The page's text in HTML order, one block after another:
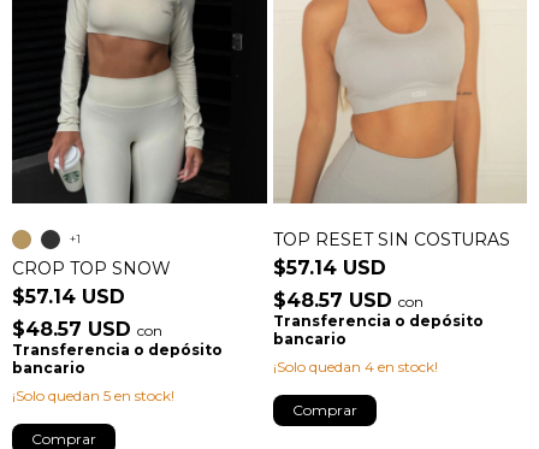
CROP TOP SNOW
$57.14 USD
$48.57 USD con
Transferencia o depósito
bancario
¡Solo quedan 5 en stock!
+1
Comprar
TOP RESET SIN COSTURAS
$57.14 USD
$48.57 USD con
Transferencia o depósito
bancario
¡Solo quedan 4en stock!
Comprar